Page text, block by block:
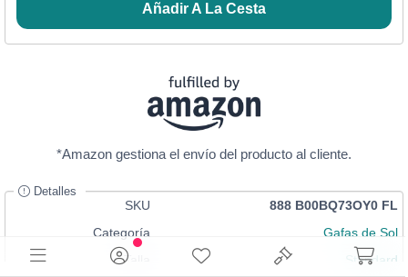
Añadir A La Cesta
*Amazon gestiona el envío del producto al cliente.
Detalles
SKU
888 B00BQ73OY0 FL
Categoría
Gafas de Sol
Talla
Standard